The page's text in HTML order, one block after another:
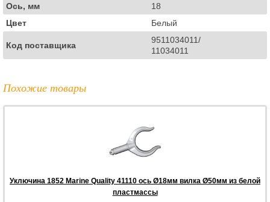
Ось, мм
18
Цвет
Белый
Код поставщика
9511034011/
11034011
Похожие товары
Уключина 1852 Marine Quality 41110 ось Ø18мм вилка Ø50мм из белой
пластмассы